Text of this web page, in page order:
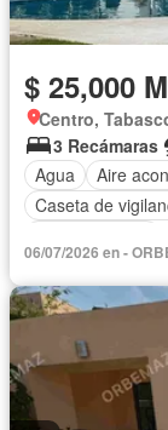
$ 25,000
Centro,
3 Recámaras
Agua
Aire
Caseta de
Estacionamiento
Seguridad
06/07/2026 en -